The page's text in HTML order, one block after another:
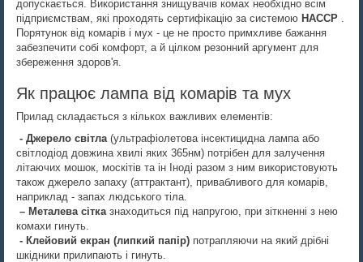
допускається. Використання знищувачів комах необхідно всім
підприємствам, які проходять сертифікацію за системою HACCP
Порятунок від комарів і мух - це не просто примхливе бажання
забезпечити собі комфорт, а й цілком резонний аргумент для
збереження здоров'я.
Як працює лампа від комарів та мух
Прилад складається з кількох важливих елементів:
- Джерело світла (ультрафіолетова інсектицидна лампа або
світлодіод довжина хвилі яких 365нм) потрібен для залучення
літаючих мошок, москітів та ін Іноді разом з ним використовують
також джерело запаху (аттрактант), привабливого для комарів,
наприклад - запах людського тіла.
– Металева сітка знаходиться під напругою, при зіткненні з нею
комахи гинуть.
- Клейовий екран (липкий папір) потрапляючи на який дрібні
шкідники прилипають і гинуть.